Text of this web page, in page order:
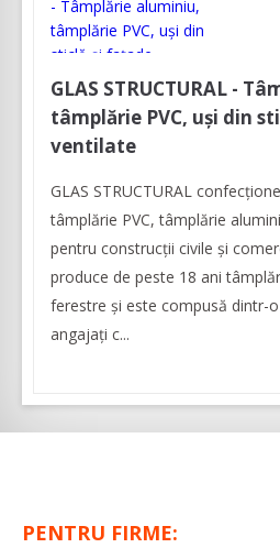
GLAS STRUCTURAL -
tâmplărie PVC, uși din
ventilate
GLAS STRUCTURAL
tâmplărie PVC, tâmplărie
pentru construcții civile și
produce de peste 18 ani
ferestre și este compusă dintr-
angajați c...
PENTRU FIRME: